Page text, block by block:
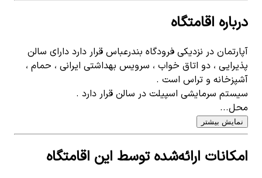
درباره اقامتگاه
آپارتمان در نزدیکی فرودگاه بندرعباس قرار دارد دارای سالن
پذیرایی ، دو اتاق خواب ، سرویس بهداشتی ایرانی ، حمام ،
آشپزخانه و تراس است .
سیستم سرمایشی اسپیلت در سالن قرار دارد .
محل...
نمایش بیشتر
امکانات ارائه‌شده توسط این اقامتگاه